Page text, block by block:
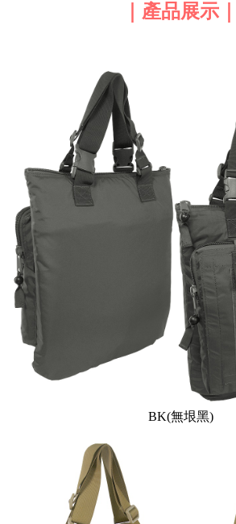
｜產品展示｜
BK(無垠黑)